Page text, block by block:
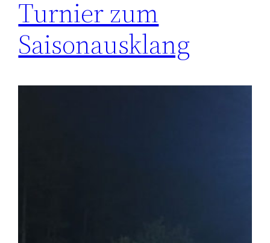
Turnier zum
Saisonausklang